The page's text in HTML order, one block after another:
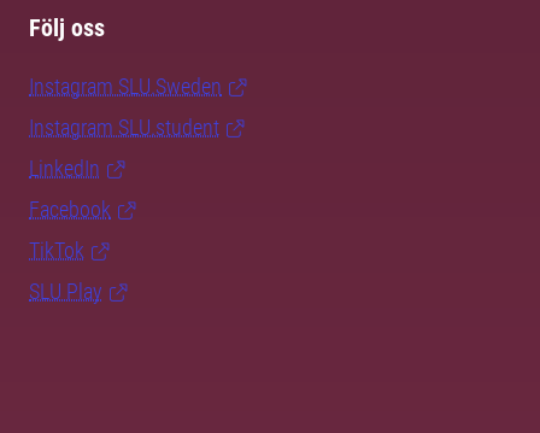
Följ oss
Instagram SLU.Sweden
Instagram SLU.student
LinkedIn
Facebook
TikTok
SLU Play